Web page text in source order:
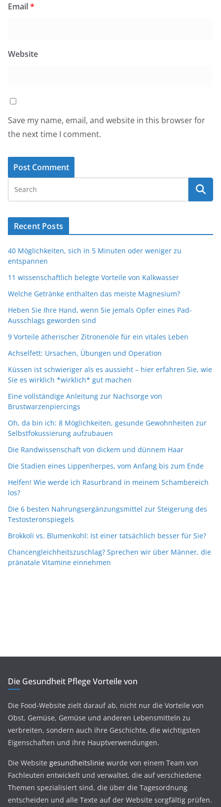
Email*
Website
Save my name, email, and website in this browser for
the next time I comment.
Recent Posts
40 Möglichkeiten, sich in 5 Minuten oder weniger zu
entspannen
11 wissenschaftlich belegte Vorteile von Kalkwasser
Welche Getränke enthalten das meiste Magnesium?
Heben Sie Ihre Hand, wenn Sie jemals Opfer eines Pad-
Ausschlags geworden sind
9 Vorteile ätherischer Zitronenöle für ein vitales Leben
Achselfett: Ursachen, Übungen und Operation
Küssen ist schwieriger als es aussieht – hier erfahren Sie, wie
Sie es wirklich *wirklich* gut machen
Eine vollständige Anleitung zur Nachsorge von
Brustwarzenpiercings
Oh, da bin ich: 8 Möglichkeiten, gesunde Gewohnheiten zur
Selbstfokussierung aufzubauen
Die Randwissenschaft von dickem und dünnem Haar
Die Stadien eines Lippenherpes, vom Anfang bis zum Ende
Helfen! Wie werde ich Rasurbrand in meinem Schambereich
los?
Die 6 besten Nahrungsergänzungsmittel zur Steigerung des
Testosteronspiegels
Brokkoli vs. Blumenkohl: Ist einer tatsächlich besser für Sie?
Chancengleichheitszuschlag? Sprechen wir über Männer, die
pränatale Vitamine einnehmen
Die Gesundheit Pflege Vorteile von
Die Food-Website zielt darauf ab, nicht nur die Vorteile von
Obst, Gemüse, Gemüse und anderen Lebensmitteln zu
verbreiten, sondern auch ihre Geschichte, die wichtigsten
Eigenschaften und ihre Hauptverwendungen.
Die Website gesundheitslinie wurde von einem Team von
Fachleuten entwickelt und verwaltet, die auf verschiedene
Themen spezialisiert sind, die über die Tagesordnung
entscheiden und alle Texte auf der Website sorgfältig prüfen.